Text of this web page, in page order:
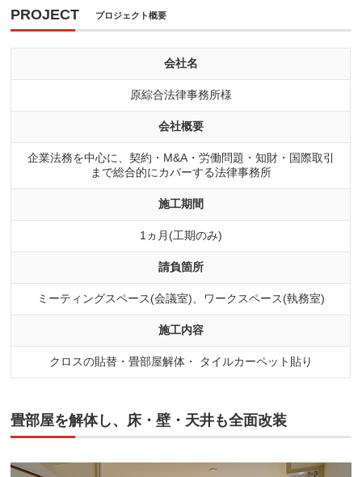
PROJECT プロジェクト概要
会社名
原綜合法律事務所様
会社概要
企業法務を中心に、契約・M&A・労働問題・知財・国際取引
まで総合的にカバーする法律事務所
施工期間
1ヵ月(工期のみ)
請負箇所
ミーティングスペース(会議室)、ワークスペース(執務室)
施工内容
クロスの貼替・畳部屋解体・ タイルカーペット貼り
畳部屋を解体し、床・壁・天井も全面改装